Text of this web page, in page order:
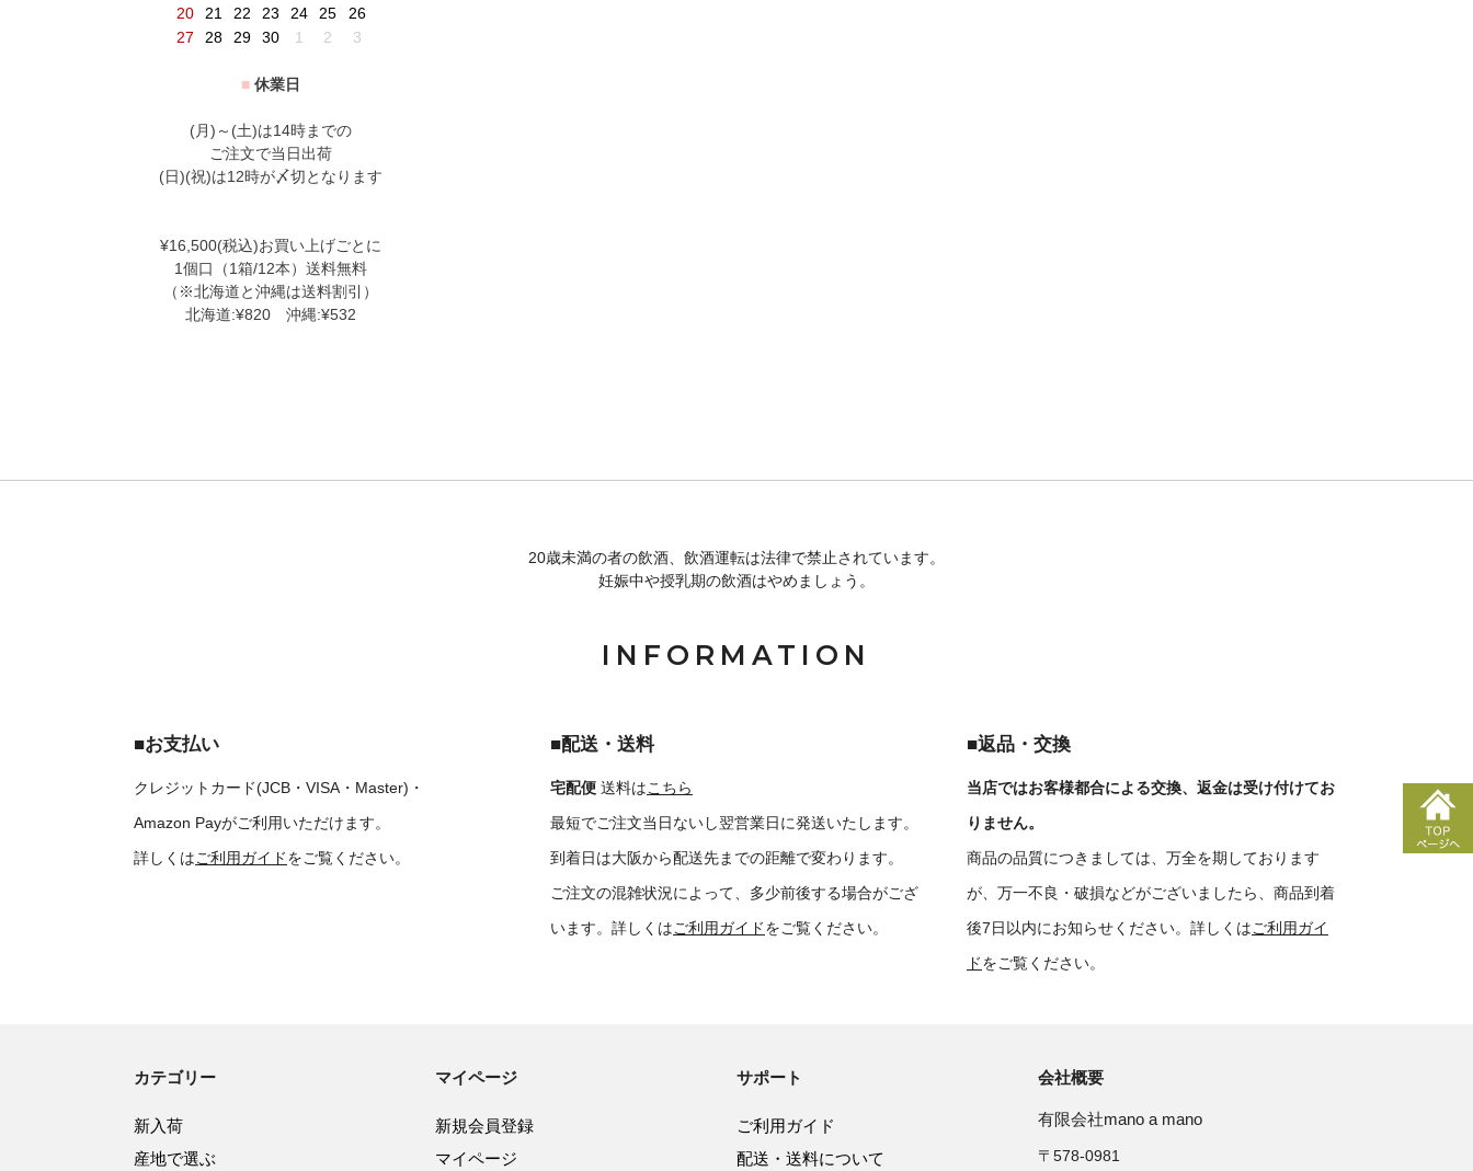
20
21 22 23 24 25
26
27
28 29 30 1 2 3
■ 休業日
(月)～(土)は14時までの
ご注文で当日出荷
(日)(祝)は12時が〆切となります
¥16,500(税込)お買い上げごとに
1個口（1箱/12本）送料無料
（※北海道と沖縄は送料割引）
北海道:¥820 沖縄:¥532
20歳未満の者の飲酒、飲酒運転は法律で禁止されています。
妊娠中や授乳期の飲酒はやめましょう。
INFORMATION
■お支払い
クレジットカード(JCB・VISA・Master)・
Amazon Payがご利用いただけます。
詳しくはご利用ガイドをご覧ください。
■配送・送料
宅配便 送料はこちら
最短でご注文当日ないし翌営業日に発送いたします。
到着日は大阪から配送先までの距離で変わります。
ご注文の混雑状況によって、多少前後する場合がござ
います。詳しくはご利用ガイドをご覧ください。
■返品・交換
当店ではお客様都合による交換、返金は受け付けてお
りません。
商品の品質につきましては、万全を期しております
が、万一不良・破損などがございましたら、商品到着
後7日以内にお知らせください。詳しくはご利用ガイ
ドをご覧ください。
カテゴリー
新入荷
産地で選ぶ
マイページ
新規会員登録
マイページ
サポート
ご利用ガイド
配送・送料について
会社概要
有限会社mano a mano
〒578-0981